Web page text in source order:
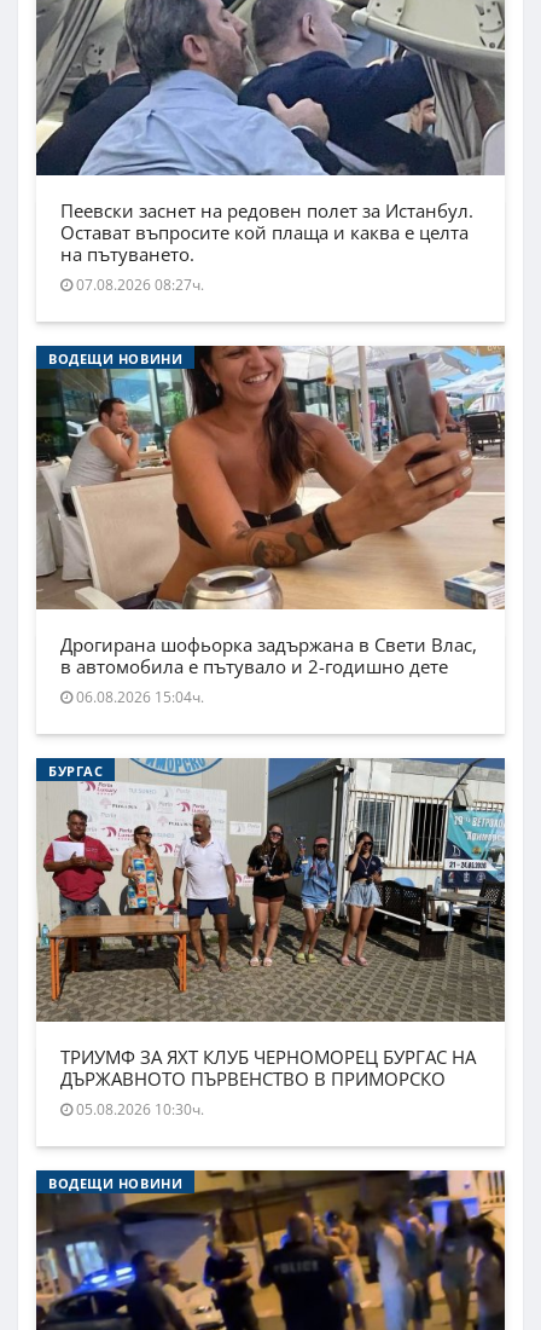
Пеевски заснет на редовен полет за Истанбул.
Остават въпросите кой плаща и каква е целта
на пътуването.
07.08.2026 08:27ч.
ВОДЕЩИ НОВИНИ
Дрогирана шофьорка задържана в Свети Влас,
в автомобила е пътувало и 2-годишно дете
06.08.2026 15:04ч.
БУРГАС
ТРИУМФ ЗА ЯХТ КЛУБ ЧЕРНОМОРЕЦ БУРГАС НА
ДЪРЖАВНОТО ПЪРВЕНСТВО В ПРИМОРСКО
05.08.2026 10:30ч.
ВОДЕЩИ НОВИНИ